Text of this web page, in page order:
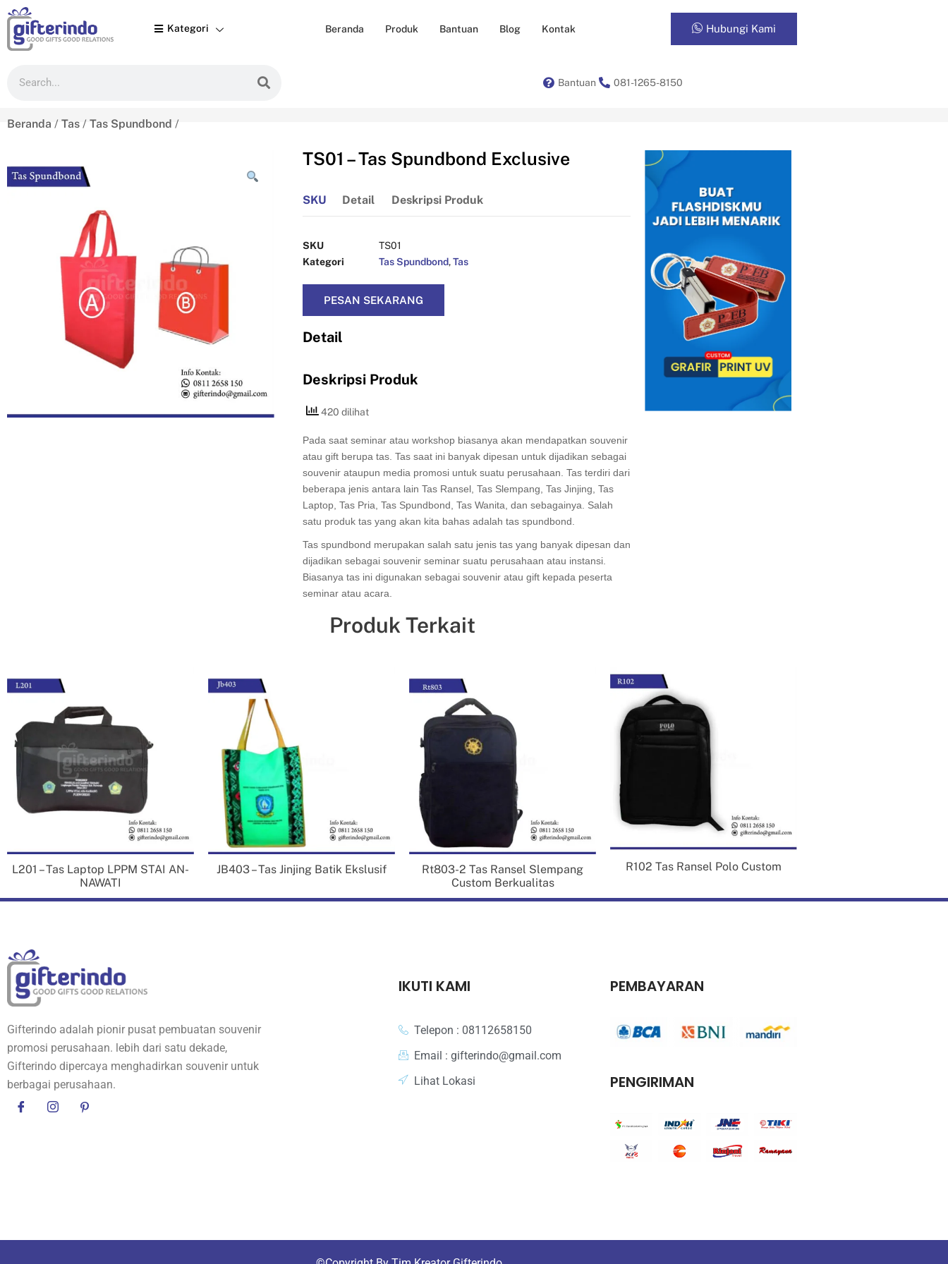
 Kategori Beranda Produk Bantuan Blog Kontak Hubungi Kami
Bantuan 081-1265-8150
Beranda / Tas / Tas Spundbond /
TS01 – Tas Spundbond Exclusive
SKU Detail Deskripsi Produk
SKU
TS01
Kategori
Tas Spundbond,Tas
PESAN SEKARANG
Detail
Deskripsi Produk
420 dilihat
Pada saat seminar atau workshop biasanya akan mendapatkan souvenir
atau gift berupa tas. Tas saat ini banyak dipesan untuk dijadikan sebagai
souvenir ataupun media promosi untuk suatu perusahaan. Tas terdiri dari
beberapa jenis antara lain Tas Ransel, Tas Slempang, Tas Jinjing, Tas
Laptop, Tas Pria, Tas Spundbond, Tas Wanita, dan sebagainya. Salah
satu produk tas yang akan kita bahas adalah tas spundbond.
Tas spundbond merupakan salah satu jenis tas yang banyak dipesan dan
dijadikan sebagai souvenir seminar suatu perusahaan atau instansi.
Biasanya tas ini digunakan sebagai souvenir atau gift kepada peserta
seminar atau acara.
Tas ini memiliki ukuran A3 dan A4 dengan motif sesuai permintaan atau
sesuai dengan pasaran. Bahan yang digunakan pada tas ini antara lain
berbagai pilihan warna secara custom sesuai dengan bahan yang ada.
Tas Spundbond
A3 => 30cm x
A4 => 25cm x
10cm x 35cm
Warna
Custom by
request
ini berupa logo atau nama dari perusahaan pemesan. Dengan begitu,
siap menjawab semua kebutuhan souvenir perusahaan anda. Produk
custom unik bisa dijadikan salah satu souvenir promosi perusahaan
memberikan pelayanan dan hasil kualitas yang terbaik bagi
Produk Terkait
L201 – Tas Laptop LPPM STAI AN-
NAWATI
JB403 – Tas Jinjing Batik Ekslusif
Rt803-2 Tas Ransel Slempang
Custom Berkualitas
R102 Tas Ransel Polo Custom
Gifterindo adalah pionir pusat pembuatan souvenir
promosi perusahaan. lebih dari satu dekade,
Gifterindo dipercaya menghadirkan souvenir untuk
berbagai perusahaan.
IKUTI KAMI
Telepon : 08112658150
Email : gifterindo@gmail.com
Lihat Lokasi
PEMBAYARAN
PENGIRIMAN